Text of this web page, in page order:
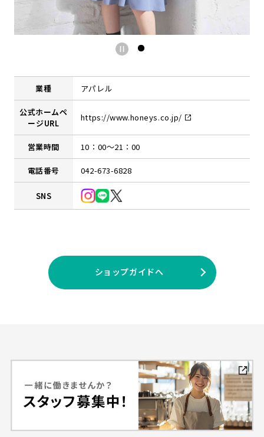
業種 アパレル
公式ホームペ
ージURL
https://www.honeys.co.jp/
営業時間 10：00～21：00
電話番号 042-673-6828
SNS
ショップガイドへ